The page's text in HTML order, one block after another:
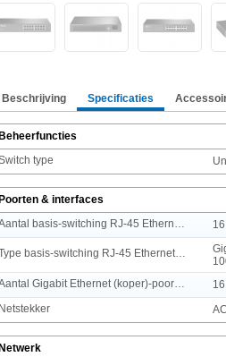
Beschrijving Specificaties
type
& interfaces
16
16
Netstekker